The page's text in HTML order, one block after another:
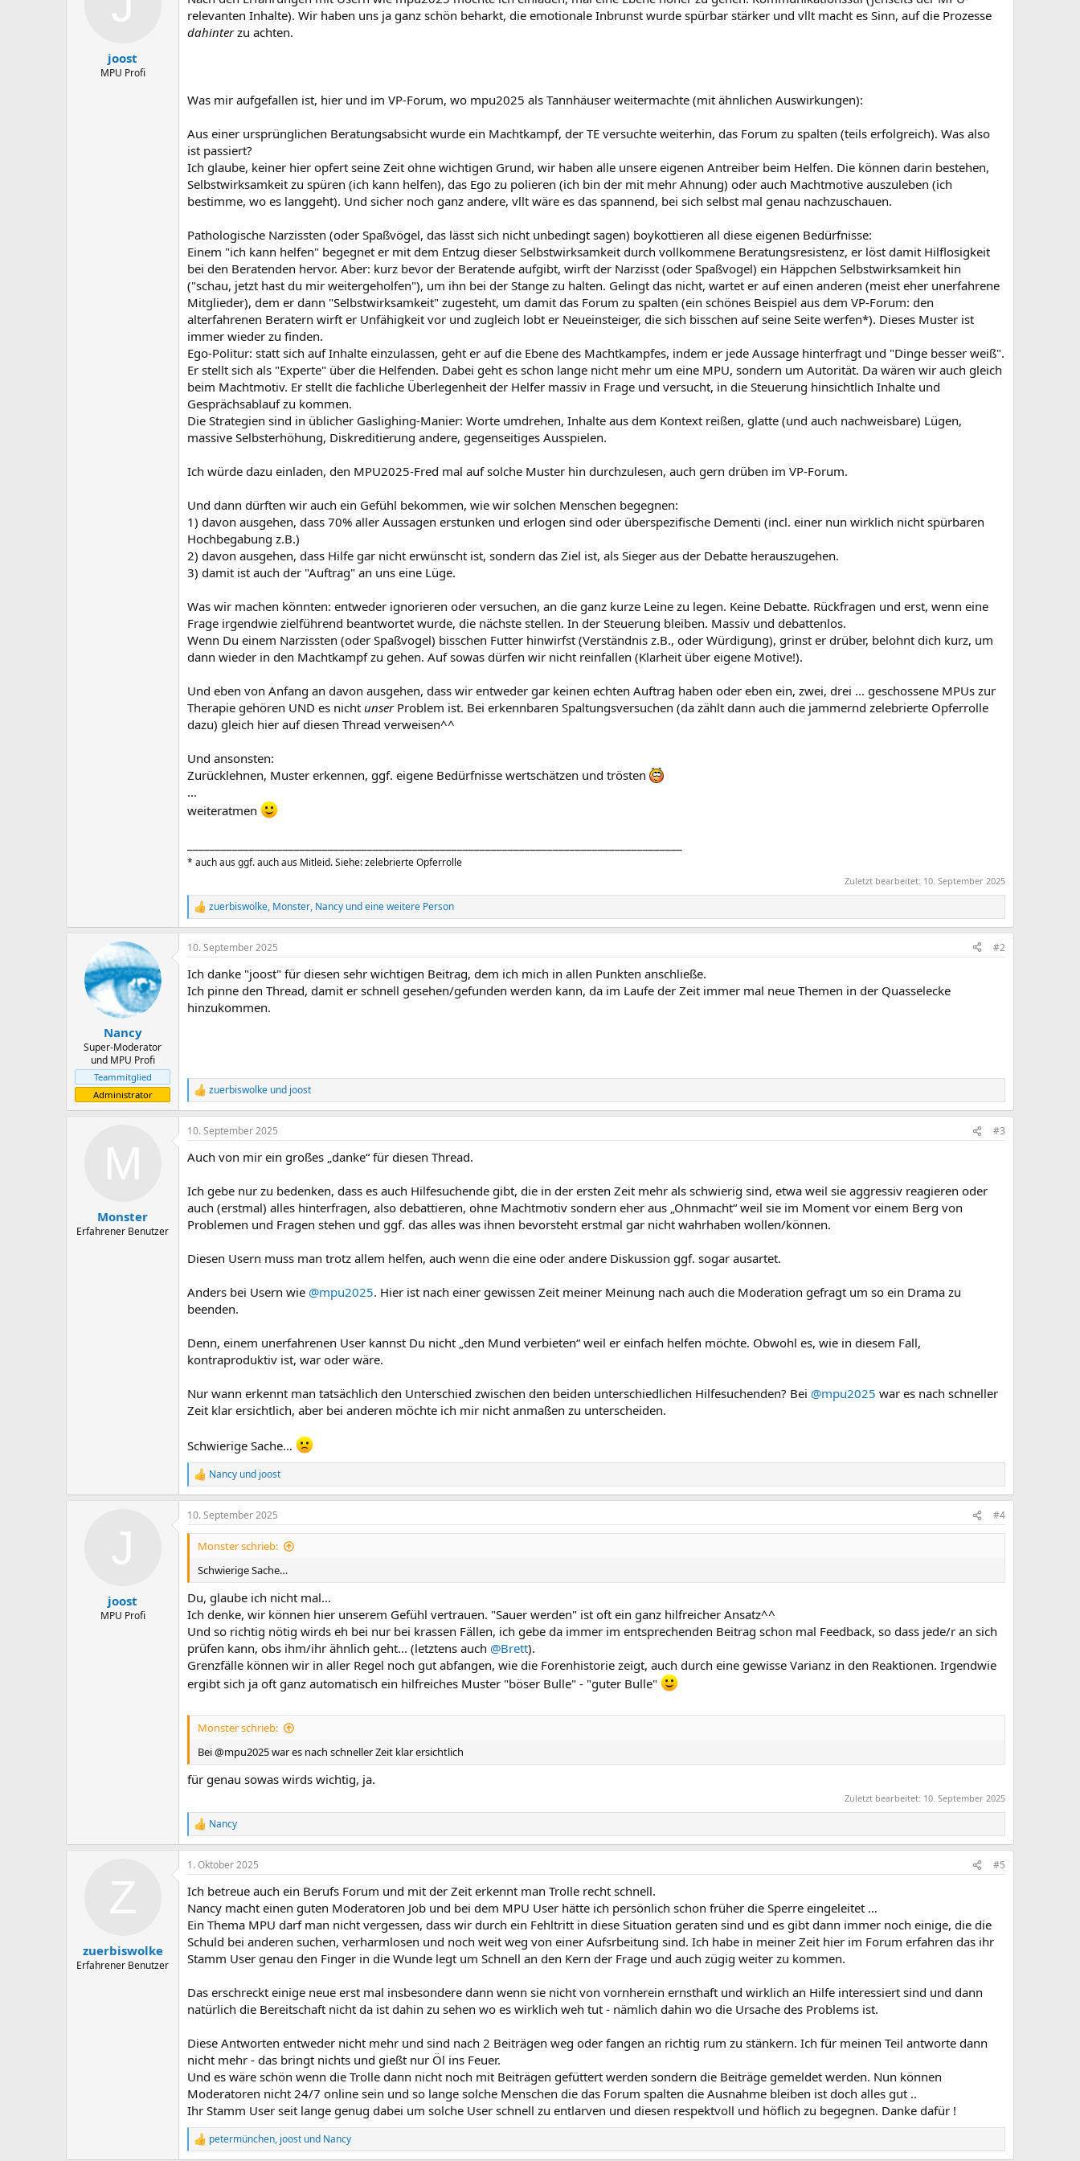
a
m
joost
MPU Profi
relevanten Inhalte). Wir haben uns ja ganz schön beharkt, die emotionale Inbrunst wurde spürbar stärker und vllt macht es Sinn, auf die Prozesse
dahinterzu achten.
Was mir aufgefallen ist, hier und im VP-Forum, wo mpu2025 als Tannhäuser weitermachte (mit ähnlichen Auswirkungen):
Aus einer ursprünglichen Beratungsabsicht wurde ein Machtkampf, der TE versuchte weiterhin, das Forum zu spalten (teils erfolgreich). Was also
ist passiert?
Ich glaube, keiner hier opfert seine Zeit ohne wichtigen Grund, wir haben alle unsere eigenen Antreiber beim Helfen. Die können darin bestehen,
Selbstwirksamkeit zu spüren (ich kann helfen), das Ego zu polieren (ich bin der mit mehr Ahnung) oder auch Machtmotive auszuleben (ich
bestimme, wo es langgeht). Und sicher noch ganz andere, vllt wäre es das spannend, bei sich selbst mal genau nachzuschauen.
Pathologische Narzissten (oder Spaßvögel, das lässt sich nicht unbedingt sagen) boykottieren all diese eigenen Bedürfnisse:
Einem "ich kann helfen" begegnet er mit dem Entzug dieser Selbstwirksamkeit durch vollkommene Beratungsresistenz, er löst damit Hilflosigkeit
bei den Beratenden hervor. Aber: kurz bevor der Beratende aufgibt, wirft der Narzisst (oder Spaßvogel) ein Häppchen Selbstwirksamkeit hin
("schau, jetzt hast du mir weitergeholfen"), um ihn bei der Stange zu halten. Gelingt das nicht, wartet er auf einen anderen (meist eher unerfahrene
Mitglieder), dem er dann "Selbstwirksamkeit" zugesteht, um damit das Forum zu spalten (ein schönes Beispiel aus dem VP-Forum: den
alterfahrenen Beratern wirft er Unfähigkeit vor und zugleich lobt er Neueinsteiger, die sich bisschen auf seine Seite werfen*). Dieses Muster ist
immer wieder zu finden.
Ego-Politur: statt sich auf Inhalte einzulassen, geht er auf die Ebene des Machtkampfes, indem er jede Aussage hinterfragt und "Dinge besser weiß".
Er stellt sich als "Experte" über die Helfenden. Dabei geht es schon lange nicht mehr um eine MPU, sondern um Autorität. Da wären wir auch gleich
beim Machtmotiv. Er stellt die fachliche Überlegenheit der Helfer massiv in Frage und versucht, in die Steuerung hinsichtlich Inhalte und
Gesprächsablauf zu kommen.
Die Strategien sind in üblicher Gaslighing-Manier: Worte umdrehen, Inhalte aus dem Kontext reißen, glatte (und auch nachweisbare) Lügen,
massive Selbsterhöhung, Diskreditierung andere, gegenseitiges Ausspielen.
Ich würde dazu einladen, den MPU2025-Fred mal auf solche Muster hin durchzulesen, auch gern drüben im VP-Forum.
Und dann dürften wir auch ein Gefühl bekommen, wie wir solchen Menschen begegnen:
1) davon ausgehen, dass 70% aller Aussagen erstunken und erlogen sind oder überspezifische Dementi (incl. einer nun wirklich nicht spürbaren
Hochbegabung z.B.)
2) davon ausgehen, dass Hilfe gar nicht erwünscht ist, sondern das Ziel ist, als Sieger aus der Debatte herauszugehen.
3) damit ist auch der "Auftrag" an uns eine Lüge.
Was wir machen könnten: entweder ignorieren oder versuchen, an die ganz kurze Leine zu legen. Keine Debatte. Rückfragen und erst, wenn eine
Frage irgendwie zielführend beantwortet wurde, die nächste stellen. In der Steuerung bleiben. Massiv und debattenlos.
Wenn Du einem Narzissten (oder Spaßvogel) bisschen Futter hinwirfst (Verständnis z.B., oder Würdigung), grinst er drüber, belohnt dich kurz, um
dann wieder in den Machtkampf zu gehen. Auf sowas dürfen wir nicht reinfallen (Klarheit über eigene Motive!).
Und eben von Anfang an davon ausgehen, dass wir entweder gar keinen echten Auftrag haben oder eben ein, zwei, drei ... geschossene MPUs zur
Therapie gehören UND es nicht unser Problem ist. Bei erkennbaren Spaltungsversuchen (da zählt dann auch die jammernd zelebrierte Opferrolle
dazu) gleich hier auf diesen Thread verweisen^^
Und ansonsten:
Zurücklehnen, Muster erkennen, ggf. eigene Bedürfnisse wertschätzen und trösten
...
weiteratmen
* auch aus ggf. auch aus Mitleid. Siehe: zelebrierte Opferrolle
Zuletzt bearbeitet: 10. September 2025
R
e
a
k
i
o
n
e
zuerbiswolke, Monster, Nancy und eine weitere Person
Nancy
Super-Moderator
und MPU Profi
Teammitglied
Administrator
10. September 2025 #2
Ich danke "joost" für diesen sehr wichtigen Beitrag, dem ich mich in allen Punkten anschließe.
Ich pinne den Thread, damit er schnell gesehen/gefunden werden kann, da im Laufe der Zeit immer mal neue Themen in der Quasselecke
hinzukommen.
R
e
a
k
i
n
e
n
:
zuerbiswolke und joost
M
Monster
Erfahrener Benutzer
10. September 2025 #3
Auch von mir ein großes „danke“ für diesen Thread.
Ich gebe nur zu bedenken, dass es auch Hilfesuchende gibt, die in der ersten Zeit mehr als schwierig sind, etwa weil sie aggressiv reagieren oder
auch (erstmal) alles hinterfragen, also debattieren, ohne Machtmotiv sondern eher aus „Ohnmacht“ weil sie im Moment vor einem Berg von
Problemen und Fragen stehen und ggf. das alles was ihnen bevorsteht erstmal gar nicht wahrhaben wollen/können.
Diesen Usern muss man trotz allem helfen, auch wenn die eine oder andere Diskussion ggf. sogar ausartet.
Anders bei Usern wie @mpu2025. Hier ist nach einer gewissen Zeit meiner Meinung nach auch die Moderation gefragt um so ein Drama zu
beenden.
Denn, einem unerfahrenen User kannst Du nicht „den Mund verbieten“ weil er einfach helfen möchte. Obwohl es, wie in diesem Fall,
kontraproduktiv ist, war oder wäre.
Nur wann erkennt man tatsächlich den Unterschied zwischen den beiden unterschiedlichen Hilfesuchenden? Bei @mpu2025 war es nach schneller
Zeit klar ersichtlich, aber bei anderen möchte ich mir nicht anmaßen zu unterscheiden.
Schwierige Sache…
R
e
a
k
t
n
e
n
Nancy und joost
J
joost
MPU Profi
10. September 2025 #4
Monster schrieb:
Schwierige Sache…
Du, glaube ich nicht mal...
Ich denke, wir können hier unserem Gefühl vertrauen. "Sauer werden" ist oft ein ganz hilfreicher Ansatz^^
Und so richtig nötig wirds eh bei nur bei krassen Fällen, ich gebe da immer im entsprechenden Beitrag schon mal Feedback, so dass jede/r an sich
prüfen kann, obs ihm/ihr ähnlich geht... (letztens auch @Brett).
Grenzfälle können wir in aller Regel noch gut abfangen, wie die Forenhistorie zeigt, auch durch eine gewisse Varianz in den Reaktionen. Irgendwie
ergibt sich ja oft ganz automatisch ein hilfreiches Muster "böser Bulle" - "guter Bulle"
Monster schrieb:
Bei @mpu2025 war es nach schneller Zeit klar ersichtlich
für genau sowas wirds wichtig, ja.
Zuletzt bearbeitet: 10. September 2025
R
e
a
k
i
o
n
e
n
:
Nancy
Z
zuerbiswolke
Erfahrener Benutzer
1. Oktober 2025 #5
Ich betreue auch ein Berufs Forum und mit der Zeit erkennt man Trolle recht schnell.
Nancy macht einen guten Moderatoren Job und bei dem MPU User hätte ich persönlich schon früher die Sperre eingeleitet …
Ein Thema MPU darf man nicht vergessen, dass wir durch ein Fehltritt in diese Situation geraten sind und es gibt dann immer noch einige, die die
Schuld bei anderen suchen, verharmlosen und noch weit weg von einer Aufsrbeitung sind. Ich habe in meiner Zeit hier im Forum erfahren das ihr
Stamm User genau den Finger in die Wunde legt um Schnell an den Kern der Frage und auch zügig weiter zu kommen.
Das erschreckt einige neue erst mal insbesondere dann wenn sie nicht von vornherein ernsthaft und wirklich an Hilfe interessiert sind und dann
natürlich die Bereitschaft nicht da ist dahin zu sehen wo es wirklich weh tut - nämlich dahin wo die Ursache des Problems ist.
Diese Antworten entweder nicht mehr und sind nach 2 Beiträgen weg oder fangen an richtig rum zu stänkern. Ich für meinen Teil antworte dann
nicht mehr - das bringt nichts und gießt nur Öl ins Feuer.
Und es wäre schön wenn die Trolle dann nicht noch mit Beiträgen gefüttert werden sondern die Beiträge gemeldet werden. Nun können
Moderatoren nicht 24/7 online sein und so lange solche Menschen die das Forum spalten die Ausnahme bleiben ist doch alles gut ..
Ihr Stamm User seit lange genug dabei um solche User schnell zu entlarven und diesen respektvoll und höflich zu begegnen. Danke dafür !
R
e
petermünchen, joost und Nancy